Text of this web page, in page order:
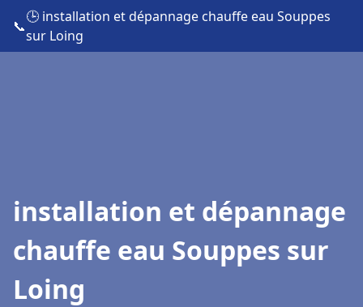
📞
🕒 installation et dépannage chauffe eau Souppes
sur Loing
installation et dépannage
chauffe eau Souppes sur
Loing